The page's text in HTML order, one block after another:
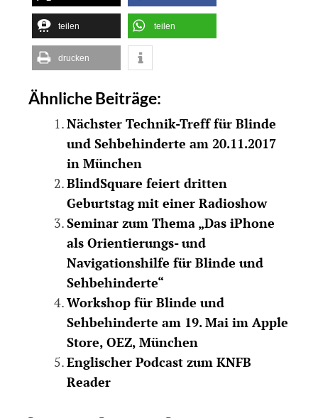
teilen teilen
drucken
Ähnliche Beiträge:
Nächster Technik-Treff für Blinde
und Sehbehinderte am 20.11.2017
in München
BlindSquare feiert dritten
Geburtstag mit einer Radioshow
Seminar zum Thema „Das iPhone
als Orientierungs- und
Navigationshilfe für Blinde und
Sehbehinderte“
Workshop für Blinde und
Sehbehinderte am 19. Mai im Apple
Store, OEZ, München
Englischer Podcast zum KNFB
Reader